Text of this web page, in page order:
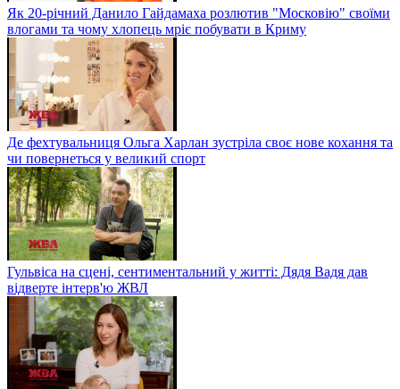
Як 20-річний Данило Гайдамаха розлютив "Московію" своїми
влогами та чому хлопець мріє побувати в Криму
Де фехтувальниця Ольга Харлан зустріла своє нове кохання та
чи повернеться у великий спорт
Гульвіса на сцені, сентиментальний у житті: Дядя Вадя дав
відверте інтерв'ю ЖВЛ